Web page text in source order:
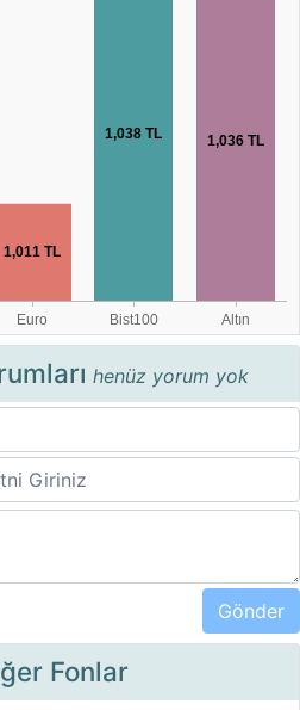
henüz yorum yok
Fonlar